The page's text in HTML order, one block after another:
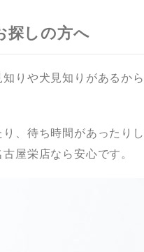
探しの方へ
りや犬見知りがあるか
、待ち時間があったり
屋栄店なら安心です。